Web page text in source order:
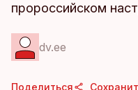
пророссийском
dv.ee
Поделиться